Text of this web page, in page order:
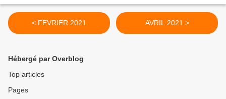
< FEVRIER 2021 AVRIL 2021 >
Hébergé par Overblog
Top articles
Pages